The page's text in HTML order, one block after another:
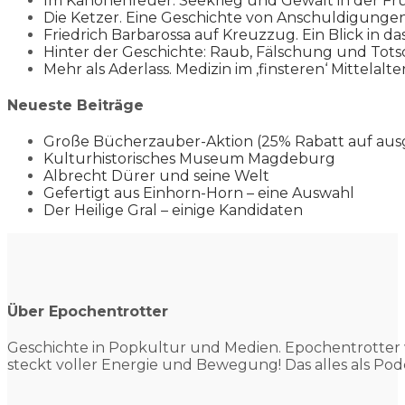
Die Ketzer. Eine Geschichte von
Friedrich Barbarossa auf Kreuzzug. Ein Blick in
Hinter der Geschichte: Raub, Fälschung und
Mehr als Aderlass. Medizin im ‚finsteren‘
Neueste Beiträge
Große Bücherzauber-Aktion (25% Rabatt auf
Kulturhistorisches Museum Magdeburg
Albrecht Dürer und seine Welt
Gefertigt aus Einhorn-Horn – eine Auswahl
Der Heilige Gral – einige Kandidaten
Über Epochentrotter
Geschichte in Popkultur und Medien. Epochentrotter
steckt voller Energie und Bewegung! Das alles als